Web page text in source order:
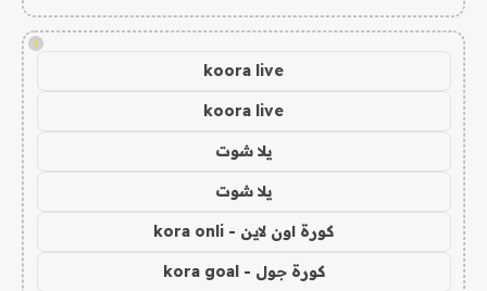
!
koora live
koora live
يلا شوت
يلا شوت
كورة اون لاين - kora onli
كورة جول - kora goal